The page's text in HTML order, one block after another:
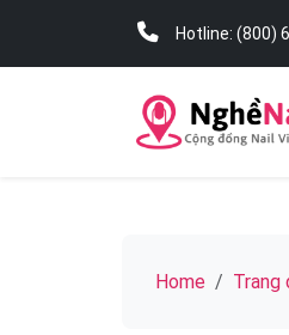
Hotline: (800)
Home Trang